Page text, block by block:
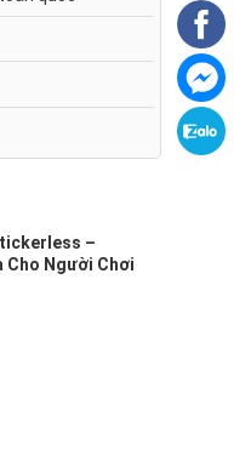
–
Cho Người Chơi